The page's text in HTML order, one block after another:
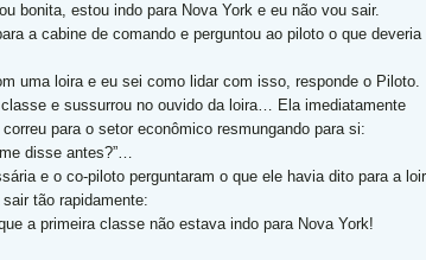
bonita, estou indo para Nova York e eu não vou sair.
a cabine de comando e perguntou ao piloto o que deveria
uma loira e eu sei como lidar com isso, responde o Piloto.
classe e sussurrou no ouvido da loira… Ela imediatamente
para o setor econômico resmungando para si:
disse antes?”…
e o co-piloto perguntaram o que ele havia dito para a
tão rapidamente:
a primeira classe não estava indo para Nova York!